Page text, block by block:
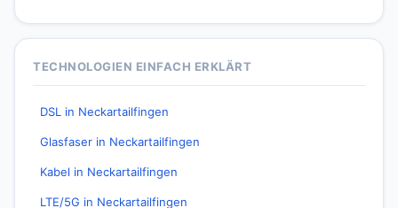
TECHNOLOGIEN EINFACH ERKLÄRT
DSL in Neckartailfingen
Glasfaser in Neckartailfingen
Kabel in Neckartailfingen
LTE/5G in Neckartailfingen